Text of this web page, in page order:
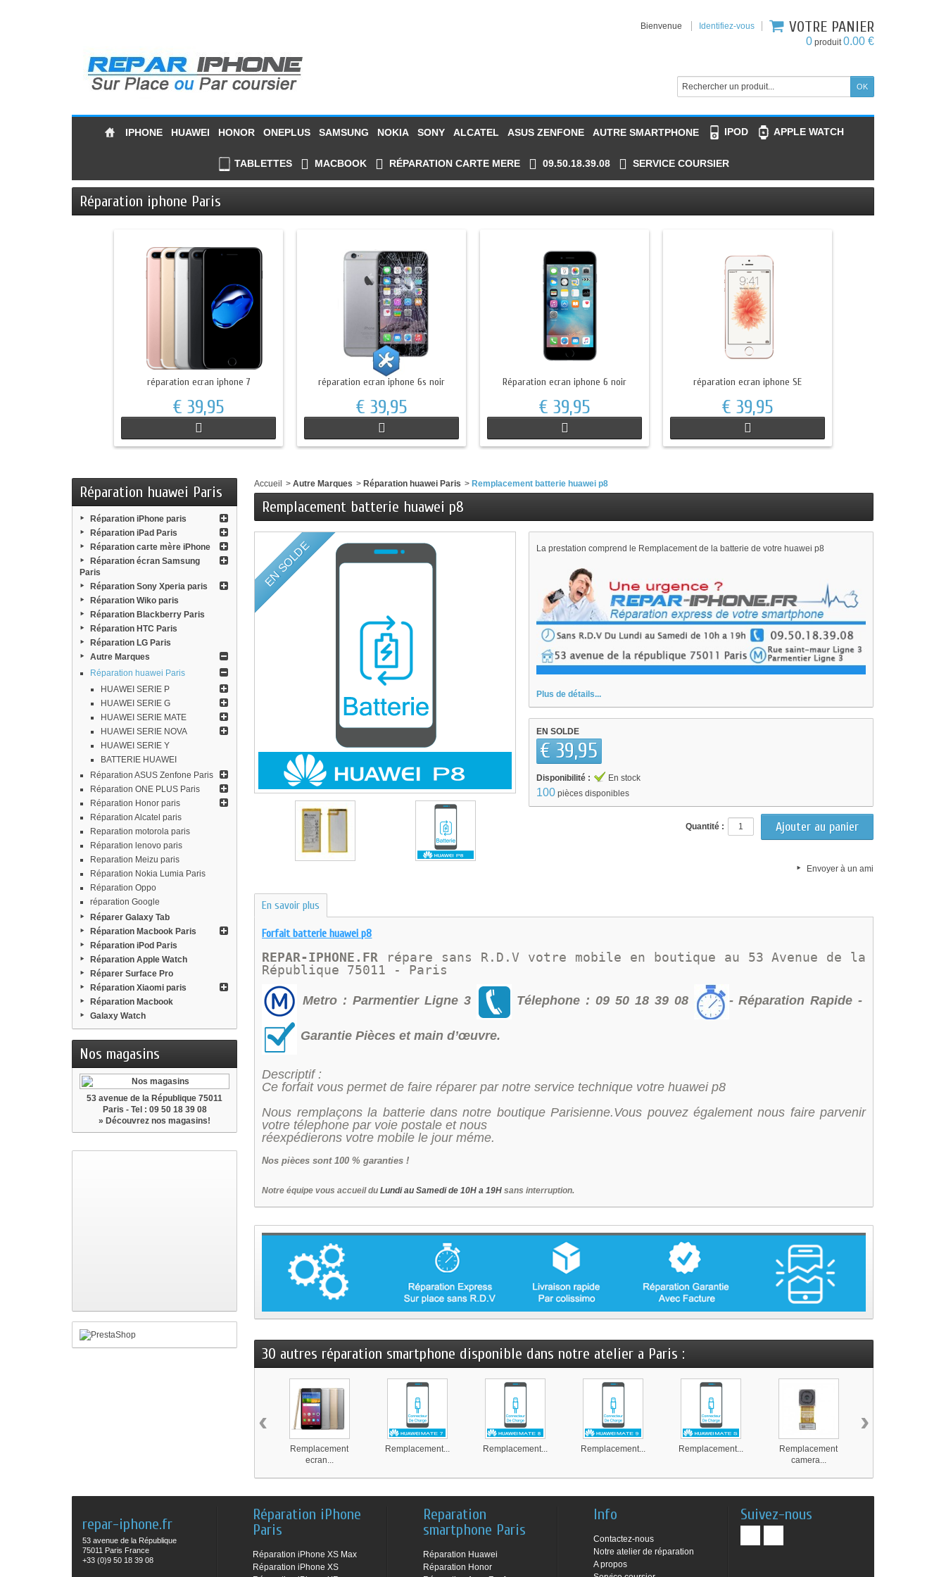
Bienvenue Identifiez-vous VOTRE PANIER
0 produit0.00 €
IPHONE HUAWEI HONOR ONEPLUS SAMSUNG NOKIA SONY ALCATEL ASUS ZENFONE AUTRE SMARTPHONE IPOD APPLE WATCH
TABLETTES MACBOOK RÉPARATION CARTE MERE 09.50.18.39.08 SERVICE COURSIER
Réparation iphone Paris
réparation ecran iphone 7
€ 39,95
réparation ecran iphone 6s noir
€ 39,95
Réparation ecran iphone 6 noir
€ 39,95
réparation ecran iphone SE
€ 39,95
Réparation huawei Paris
Réparation iPhone paris
Réparation iPad Paris
Réparation carte mère iPhone
Réparation écran Samsung
Paris
Réparation Sony Xperia paris
Réparation Wiko paris
Réparation Blackberry Paris
Réparation HTC Paris
Réparation LG Paris
Autre Marques
Réparation huawei Paris
HUAWEI SERIE P
HUAWEI SERIE G
HUAWEI SERIE MATE
HUAWEI SERIE NOVA
HUAWEI SERIE Y
BATTERIE HUAWEI
Réparation ASUS Zenfone Paris
Réparation ONE PLUS Paris
Réparation Honor paris
Réparation Alcatel paris
Reparation motorola paris
Réparation lenovo paris
Reparation Meizu paris
Réparation Nokia Lumia Paris
Réparation Oppo
réparation Google
Réparer Galaxy Tab
Réparation Macbook Paris
Réparation iPod Paris
Réparation Apple Watch
Réparer Surface Pro
Réparation Xiaomi paris
Réparation Macbook
Galaxy Watch
Nos magasins
53 avenue de la République 75011
Paris - Tel : 09 50 18 39 08
» Découvrez nos magasins!
Accueil > Autre Marques > Réparation huawei Paris > Remplacement batterie huawei p8
Remplacement batterie huawei p8
EN SOLDE La prestation comprend le Remplacement de la batterie de votre huawei p8
Plus de détails...
EN SOLDE
€ 39,95
Disponibilité : En stock
100 pièces disponibles
Quantité :
Envoyer à un ami
En savoir plus
Forfait batterie huawei p8
REPAR-IPHONE.FR répare sans R.D.V votre mobile en boutique au 53 Avenue de la
République 75011 - Paris
Metro : Parmentier Ligne 3 Télephone : 09 50 18 39 08 - Réparation Rapide -
Garantie Pièces et main d’œuvre.
Descriptif :
Ce forfait vous permet de faire réparer par notre service technique votre huawei p8
Nous remplaçons la batterie dans notre boutique Parisienne.Vous pouvez également nous faire parvenir
votre télephone par voie postale et nous
réexpédierons votre mobile le jour méme.
Nospièces sont 100 % garanties !
Notre équipe vous accueil duLundi au Samedi de 10H a 19H sans interruption.
30 autres réparation smartphone disponible dans notre atelier a Paris :
Remplacement
ecran...
Remplacement... Remplacement... Remplacement... Remplacement...
Remplacement
camera...
‹ ›
repar-iphone.fr
53 avenue de la République
75011 Paris France
+33 (0)9 50 18 39 08
Réparation iPhone
Paris
Réparation iPhone XS Max
Réparation iPhone XS
Reparation
smartphone Paris
Réparation Huawei
Réparation Honor
Info
Contactez-nous
Notre atelier de réparation
A propos
Suivez-nous